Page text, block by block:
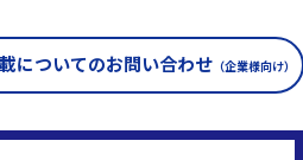
についてのお問い合わせ （企業様向け）